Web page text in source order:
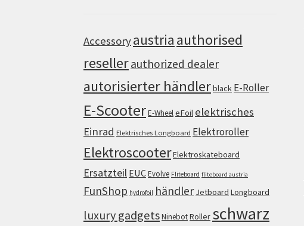
Accessoryaustria authorised
resellerauthorized dealer
autorisierter händlerblack E-Roller
E-ScooterE-WheeleFoil elektrisches
Einrad Elektrisches Longboard Elektroroller
ElektroscooterElektroskateboard
Ersatzteil EUCEvolve Fliteboard fliteboard austria
FunShop hydrofoil händler Jetboard Longboard
luxury gadgetsNinebotRoller schwarz